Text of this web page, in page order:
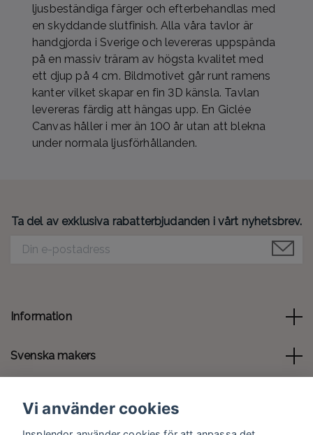
ljusbeständiga färger och efterbehandlas med
en skyddande slutfinish. Alla våra tavlor är
handgjorda i Sverige och levereras uppspända
på en massiv träram av högsta kvalitet med
ett djup på 4 cm. Bildmotivet går runt ramens
kanter vilket skapar en fin 3D känsla. Tavlan
levereras färdig att hängas upp. En Giclée
Canvas håller i mer än 100 år utan att blekna
under normala ljusförhållanden.
Ta del av exklusiva rabatterbjudanden i vårt nyhetsbrev.
Information
Svenska makers
Vi använder cookies